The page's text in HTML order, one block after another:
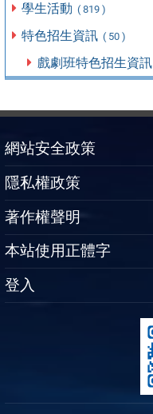
學生活動 ( 819 )
特色招生資訊 ( 50 )
戲劇班特色招生資訊
網站安全政策
隱私權政策
著作權聲明
本站使用正體字
登入